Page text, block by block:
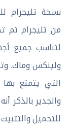
نسخة تليجرام
من تليجرام تم
لتناسب جميع
ولينكس وماك.
التي يتمتع
والجدير بالذكر
للتحميل